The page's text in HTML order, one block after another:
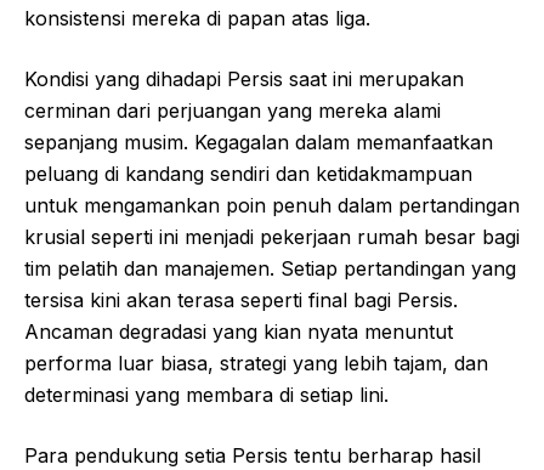
konsistensi mereka di papan atas liga.
Kondisi yang dihadapi Persis saat ini merupakan
cerminan dari perjuangan yang mereka alami
sepanjang musim. Kegagalan dalam memanfaatkan
peluang di kandang sendiri dan ketidakmampuan
untuk mengamankan poin penuh dalam pertandingan
krusial seperti ini menjadi pekerjaan rumah besar bagi
tim pelatih dan manajemen. Setiap pertandingan yang
tersisa kini akan terasa seperti final bagi Persis.
Ancaman degradasi yang kian nyata menuntut
performa luar biasa, strategi yang lebih tajam, dan
determinasi yang membara di setiap lini.
Para pendukung setia Persis tentu berharap hasil